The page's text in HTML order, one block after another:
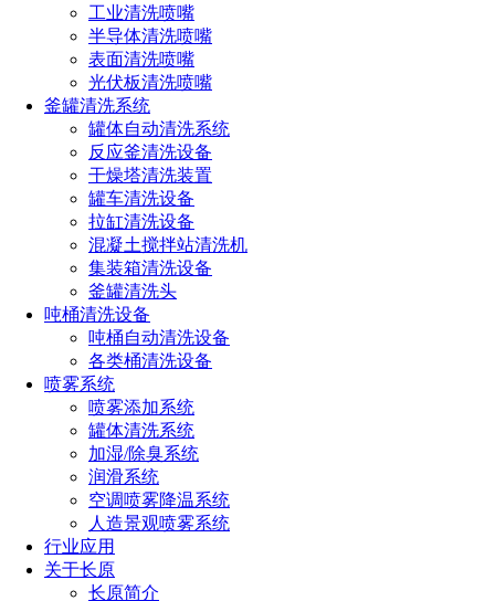
工业清洗喷嘴
半导体清洗喷嘴
表面清洗喷嘴
光伏板清洗喷嘴
釜罐清洗系统
罐体自动清洗系统
反应釜清洗设备
干燥塔清洗装置
罐车清洗设备
拉缸清洗设备
混凝土搅拌站清洗机
集装箱清洗设备
釜罐清洗头
吨桶清洗设备
吨桶自动清洗设备
各类桶清洗设备
喷雾系统
喷雾添加系统
罐体清洗系统
加湿/除臭系统
润滑系统
空调喷雾降温系统
人造景观喷雾系统
行业应用
关于长原
长原简介
4、法兰喷淋杆：有自清洗喷淋杆、自动刷型喷淋杆、移
动喷淋杆等，采用我们的清洗喷淋球喷嘴，配合法兰喷淋杆，
可实现上下提升清洗功能。
需要注意的是，反应釜的材质、实验过程中使用的药品种
类和状态也会影响选择清洗方法，因此需根据实际情况进行选
择。我们的技术工程师可以根据您的反应釜清洗工况，免费提
供清洗方案。欢迎来电191-1929-8456
点击免费获取选型方案报价
如您对长原产品有采购或者其他任何需求及疑问，请来电
或加微信沟通！电话：191-1929-8456
上一篇： 怎样选取合适的喷淋球（喷淋球选型五大准则）
下一篇： 反应釜清洗流程步骤详解：轻松解决不同污染物的问
热门文章
喷嘴规格型号参数（附：选择合适喷嘴的4个小技巧）
喷嘴的规格和型号选择方法（超详细喷嘴选型方法）
消防喷头型号类型及其应用大全（不同环境消防喷头的